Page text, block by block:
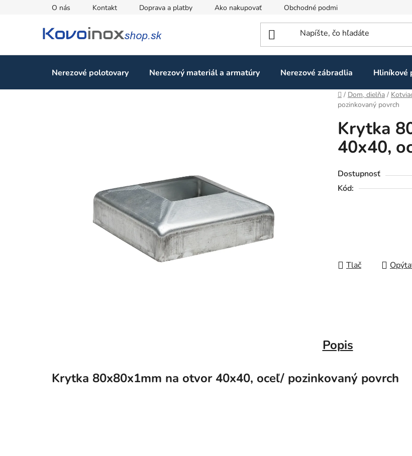
O nás Kontakt Doprava a platby Ako nakupovať Obchodné podmienky
Nerezové polotovary Nerezový materiál a armatúry Nerezové zábradlia Hliníkové
Domov
/ Dom, dielňa /
pozinkovaný povrch
Krytka
40x40,
Dostupnosť
Kód:
Tlač
Popis
Krytka 80x80x1mm na otvor 40x40, oceľ/ pozinkovaný povrch